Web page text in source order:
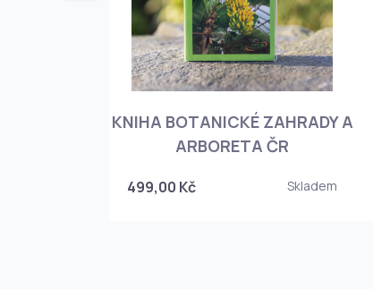
KNIHA BOTANICKÉ ZAHRADY A
ARBORETA ČR
499,00 Kč Skladem